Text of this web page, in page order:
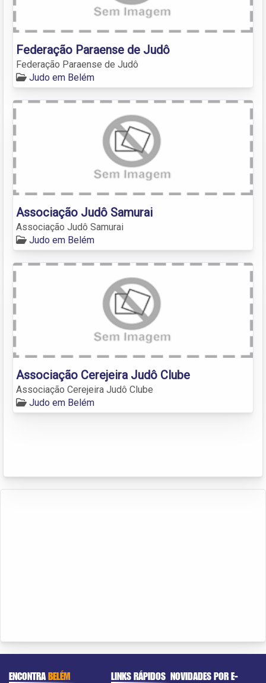
Federação Paraense de Judô
Federação Paraense de Judô
Judo em Belém
Associação Judô Samurai
Associação Judô Samurai
Judo em Belém
Associação Cerejeira Judô Clube
Associação Cerejeira Judô Clube
Judo em Belém
ENCONTRABELÉM LINKS RÁPIDOS NOVIDADES POR E-